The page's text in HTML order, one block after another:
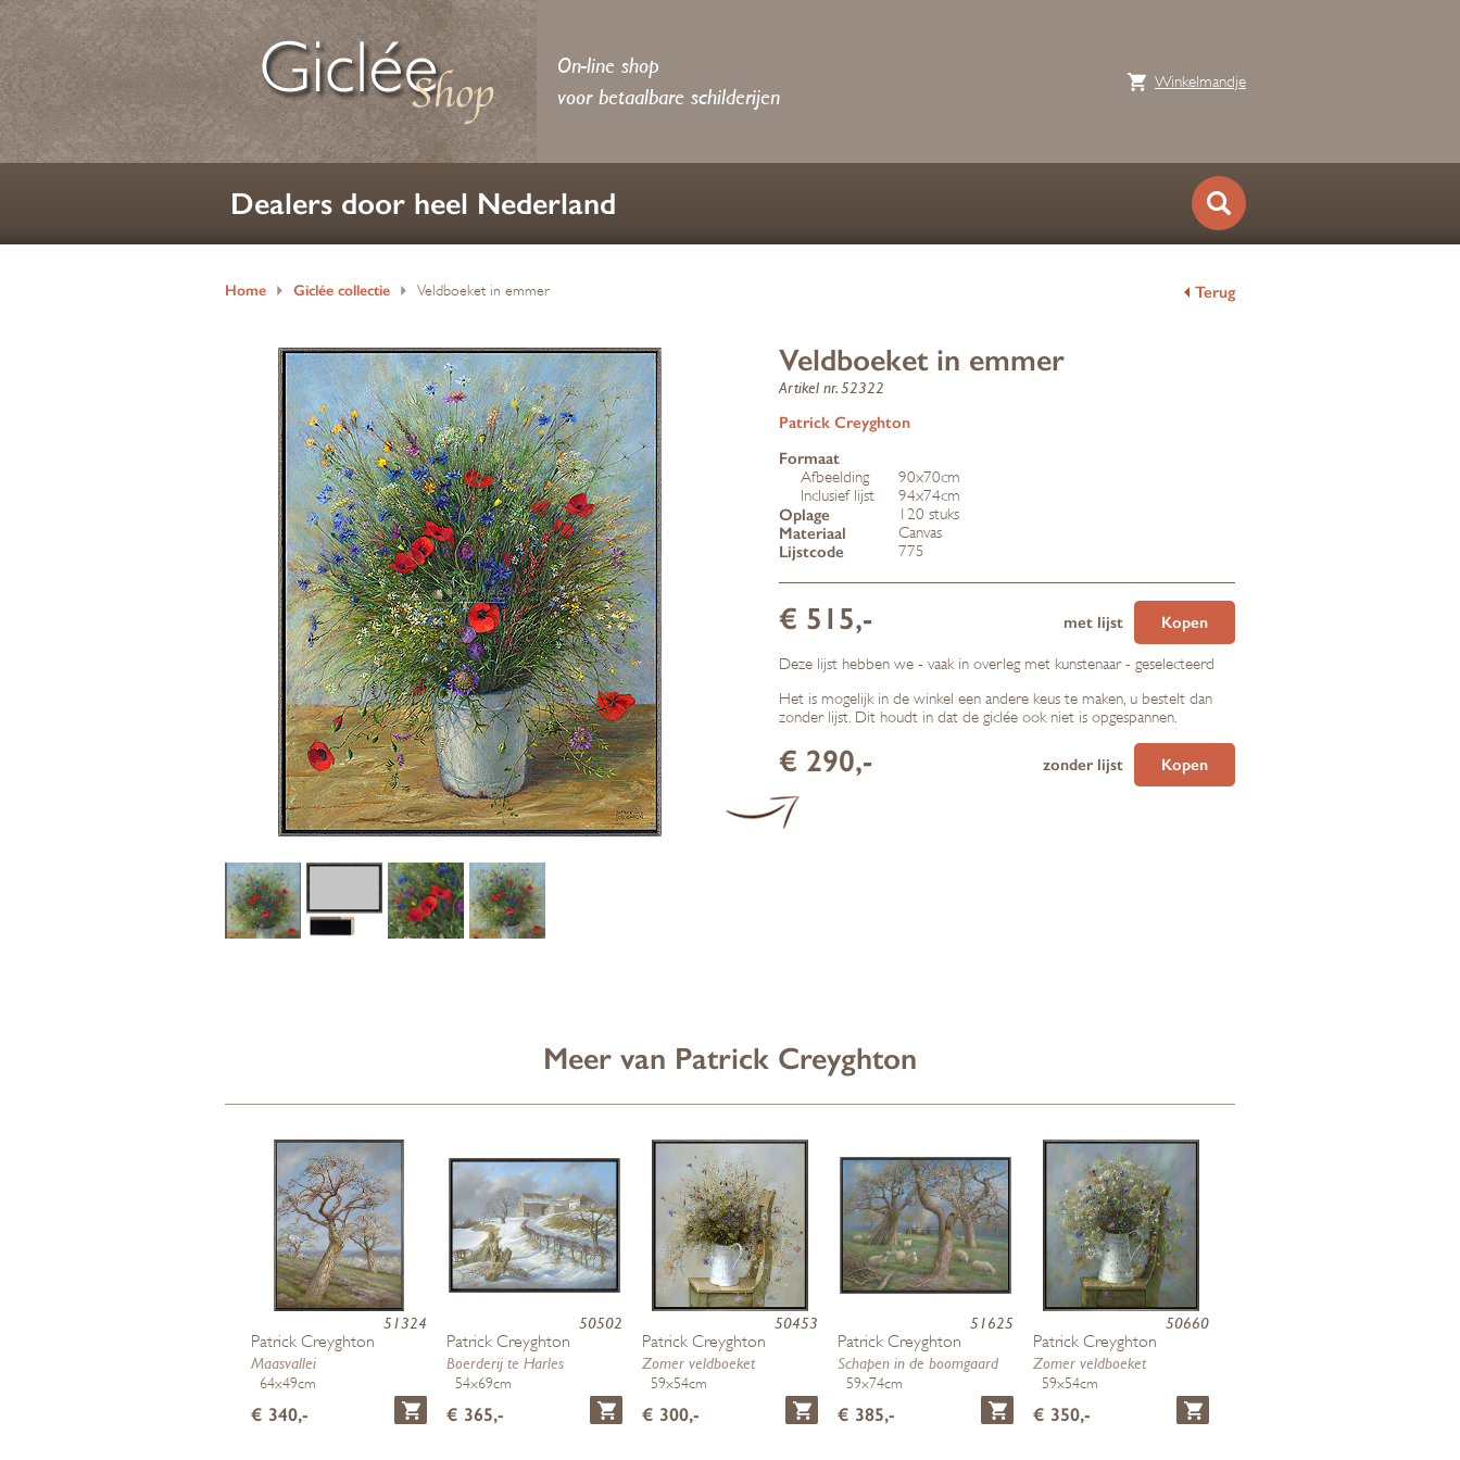
On-line shop
voor betaalbare schilderijen
Winkelmandje
Dealers door heel Nederland
Home Giclée collectie Veldboeket in emmer Terug
Veldboeket in emmer
Artikel nr. 52322
Patrick Creyghton
Formaat
Afbeelding
90x70cm
Inclusief lijst
94x74cm
Oplage 120 stuks
Materiaal Canvas
Lijstcode 775
€ 515,- Kopen
met lijst
Deze lijst hebben we - vaak in overleg met kunstenaar - geselecteerd
Het is mogelijk in de winkel een andere keus te maken, u bestelt dan
zonder lijst. Dit houdt in dat de giclée ook niet is opgespannen.
€ 290,- Kopen
zonder lijst
Meer van Patrick Creyghton
51324
Patrick Creyghton
Maasvallei
64x49cm
€ 340,-
50502
Patrick Creyghton
Boerderij te Harles
54x69cm
€ 365,-
50453
Patrick Creyghton
Zomer veldboeket
59x54cm
€ 300,-
51625
Patrick Creyghton
Schapen in de boomgaard
59x74cm
€ 385,-
50660
Patrick Creyghton
Zomer veldboeket
59x54cm
€ 350,-